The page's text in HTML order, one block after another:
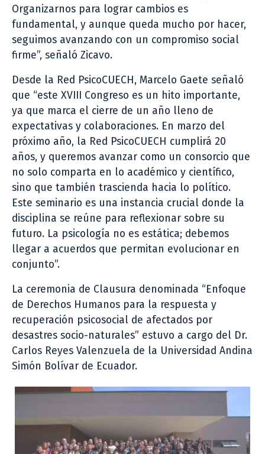
Organizarnos para lograr cambios es
fundamental, y aunque queda mucho por hacer,
seguimos avanzando con un compromiso social
firme”, señaló Zicavo.
Desde la Red PsicoCUECH, Marcelo Gaete señaló
que “este XVIII Congreso es un hito importante,
ya que marca el cierre de un año lleno de
expectativas y colaboraciones. En marzo del
próximo año, la Red PsicoCUECH cumplirá 20
años, y queremos avanzar como un consorcio que
no solo comparta en lo académico y científico,
sino que también trascienda hacia lo político.
Este seminario es una instancia crucial donde la
disciplina se reúne para reflexionar sobre su
futuro. La psicología no es estática; debemos
llegar a acuerdos que permitan evolucionar en
conjunto”.
La ceremonia de Clausura denominada “Enfoque
de Derechos Humanos para la respuesta y
recuperación psicosocial de afectados por
desastres socio-naturales” estuvo a cargo del Dr.
Carlos Reyes Valenzuela de la Universidad Andina
Simón Bolívar de Ecuador.